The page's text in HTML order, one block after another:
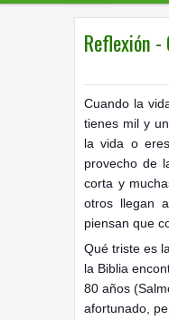
Reflexión
Cuando la
tienes mil y
la vida o
provecho de
corta y
otros llegan
piensan que
Qué triste es
la Biblia
80 años
afortunado,